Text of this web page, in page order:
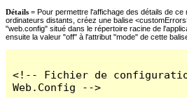
Détails = Pour permettre l'affichage des détails de
ordinateurs distants, créez une balise
"web.config" situé dans le répertoire racine de
ensuite la valeur "off" à l'attribut "mode" de cette
<!-- Fichier de
Web.Config -->